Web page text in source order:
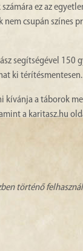
ez az
csupán színes
segítségével
ki térítésmentesen.
a táborok
a karitasz.hu
történő